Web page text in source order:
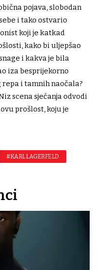
pojava, slobodan
i tako ostvario
koji je katkad
kako bi uljepšao
i kakva je bila
iza besprijekorno
i tamnih naočala?
scena sjećanja odvodi
prošlost, koju je
#KARL LAGERFELD